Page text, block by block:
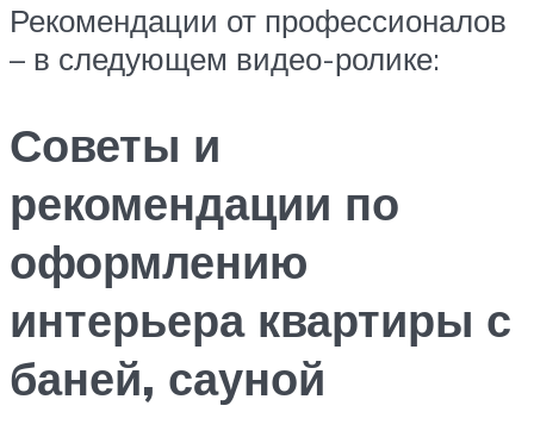
Рекомендации от профессионалов
– в следующем видео-ролике:
Советы и
рекомендации по
оформлению
интерьера квартиры с
баней, сауной